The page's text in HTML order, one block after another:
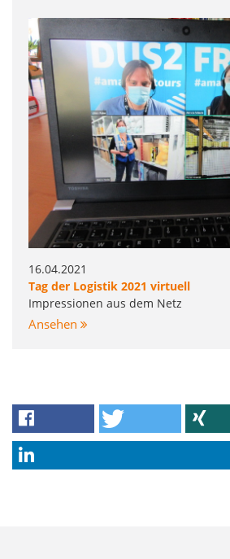
16.04.2021
Tag der Logistik 2021 virtuell
Impressionen aus dem Netz
Ansehen